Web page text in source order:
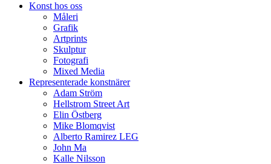
Konst hos oss
Måleri
Grafik
Artprints
Skulptur
Fotografi
Mixed Media
Representerade konstnärer
Adam Ström
Hellstrom Street Art
Elin Östberg
Mike Blomqvist
Alberto Ramirez LEG
John Ma
Kalle Nilsson